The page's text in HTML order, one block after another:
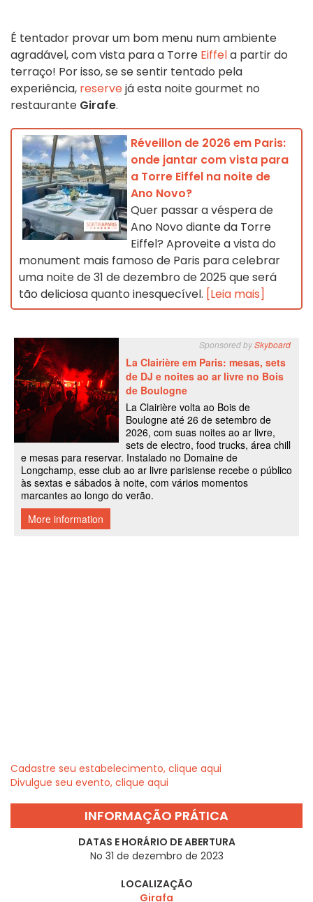
É tentador provar um bom menu num ambiente
agradável, com vista para a Torre Eiffela partir do
terraço! Por isso, se se sentir tentado pela
experiência, reservejá esta noite gourmet no
restaurante Girafe.
Réveillon de 2026 em Paris:
onde jantar com vista para
a Torre Eiffel na noite de
Ano Novo?
Quer passar a véspera de
Ano Novo diante da Torre
Eiffel? Aproveite a vista do
monument mais famoso de Paris para celebrar
uma noite de 31 de dezembro de 2025 que será
tão deliciosa quanto inesquecível. [Leia mais]
Cadastre seu estabelecimento, clique aqui
Divulgue seu evento, clique aqui
INFORMAÇÃO PRÁTICA
DATAS E HORÁRIO DE ABERTURA
No 31 de dezembro de 2023
LOCALIZAÇÃO
Girafa